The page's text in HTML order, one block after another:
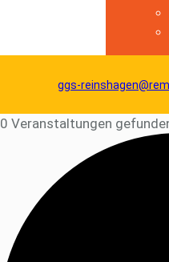
ggs-
0 Veranstaltungen